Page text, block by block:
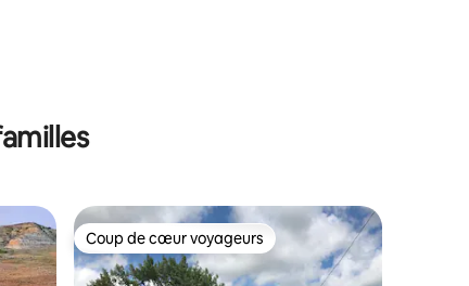
Coup de cœur voyageurs
Coup de cœur voyageurs